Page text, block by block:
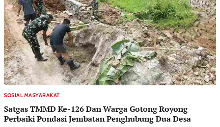
SOSIAL MASYARAKAT
Satgas TMMD Ke-126 Dan Warga Gotong Royong
Perbaiki Pondasi Jembatan Penghubung Dua Desa